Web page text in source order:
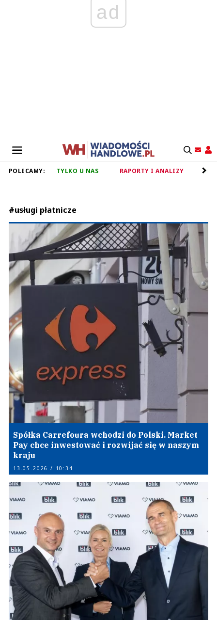
ad
POLECAMY: TYLKO U NAS RAPORTY I ANALIZY
#usługi płatnicze
Spółka Carrefoura wchodzi do Polski. Market
Pay chce inwestować i rozwijać się w naszym
kraju
13.05.2026 / 10:34